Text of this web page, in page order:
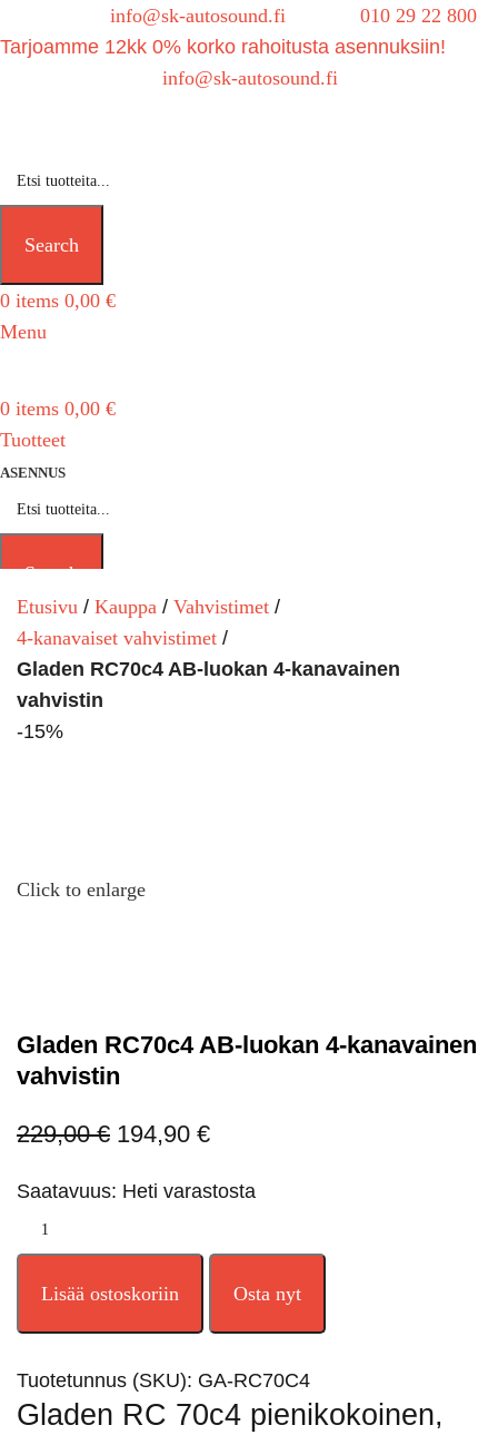
info@sk-autosound.fi
010 29 22 800
Tarjoamme 12kk 0% korko rahoitusta asennuksiin!
info@sk-autosound.fi
Search
0 items 0,00 €
Menu
0 items 0,00 €
Tuotteet
ASENNUS
Search
Etusivu
Kauppa
Vahvistimet
4-kanavaiset vahvistimet
Gladen RC70c4 AB-luokan 4-kanavainen
vahvistin
-15%
Click to enlarge
Gladen RC70c4 AB-luokan 4-kanavainen
vahvistin
229,00€ 194,90 €
Saatavuus: Heti varastosta
Lisää ostoskoriin Osta nyt
Tuotetunnus (SKU): GA-RC70C4
Gladen RC 70c4 pienikokoinen,